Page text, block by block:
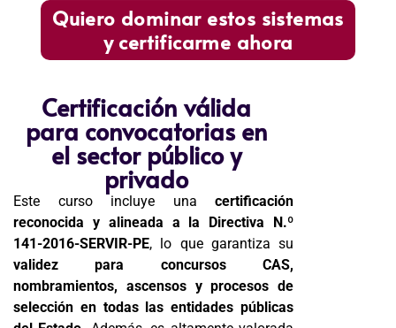
Quiero dominar estos sistemas
y certificarme ahora
Certificación válida
para convocatorias en
el sector público y
privado
Este curso incluye unacertificación
reconocida y alineada a la Directiva N.º
141-2016-SERVIR-PE, lo que garantiza su
validez para concursos CAS,
nombramientos, ascensos y procesos de
selección en todas las entidades públicas